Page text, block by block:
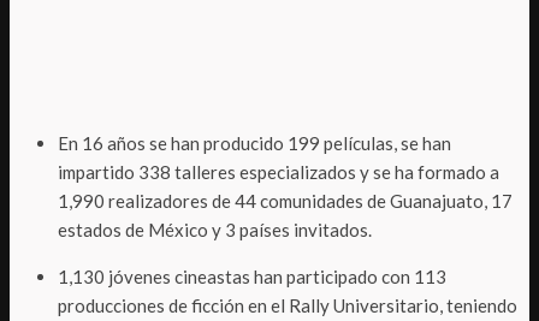
En 16 años se han producido 199 películas, se han
impartido 338 talleres especializados y se ha formado a
1,990 realizadores de 44 comunidades de Guanajuato, 17
estados de México y 3 países invitados.
1,130 jóvenes cineastas han participado con 113
producciones de ficción en el Rally Universitario, teniendo